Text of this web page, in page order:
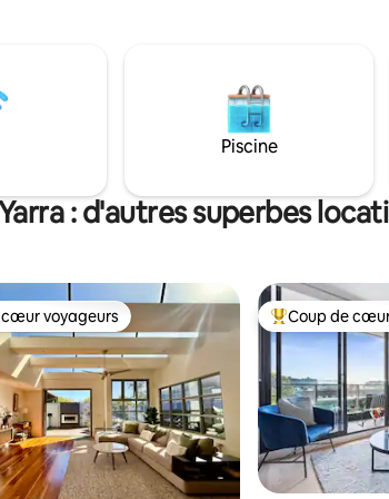
du centre-ville qui n'est ni
ni un hôtel, ne cherchez
Parfait aussi pour les
Centre-ville à
minutes à pied. Le vieux Melbourne.
Magnifiquement
Piscine
: d'autres superbes
cœur voyageurs
voyageurs Coups de cœur
Coup de